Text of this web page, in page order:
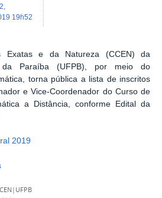
19h52
Exatas e da Natureza (CCEN) da
da Paraíba (UFPB), por meio do
torna pública a lista de inscritos
e Vice-Coordenador do Curso de
a Distância, conforme Edital da
2019